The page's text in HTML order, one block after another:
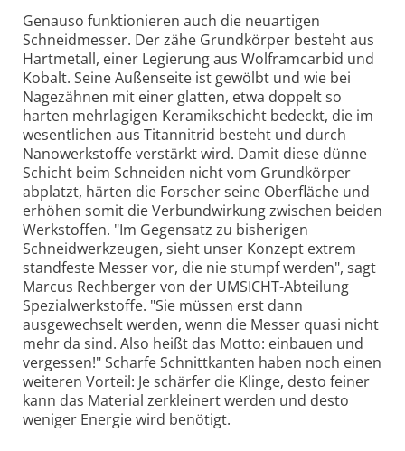
Genauso funktionieren auch die neuartigen
Schneidmesser. Der zähe Grundkörper besteht aus
Hartmetall, einer Legierung aus Wolframcarbid und
Kobalt. Seine Außenseite ist gewölbt und wie bei
Nagezähnen mit einer glatten, etwa doppelt so
harten mehrlagigen Keramikschicht bedeckt, die im
wesentlichen aus Titannitrid besteht und durch
Nanowerkstoffe verstärkt wird. Damit diese dünne
Schicht beim Schneiden nicht vom Grundkörper
abplatzt, härten die Forscher seine Oberfläche und
erhöhen somit die Verbundwirkung zwischen beiden
Werkstoffen. "Im Gegensatz zu bisherigen
Schneidwerkzeugen, sieht unser Konzept extrem
standfeste Messer vor, die nie stumpf werden", sagt
Marcus Rechberger von der UMSICHT-Abteilung
Spezialwerkstoffe. "Sie müssen erst dann
ausgewechselt werden, wenn die Messer quasi nicht
mehr da sind. Also heißt das Motto: einbauen und
vergessen!" Scharfe Schnittkanten haben noch einen
weiteren Vorteil: Je schärfer die Klinge, desto feiner
kann das Material zerkleinert werden und desto
weniger Energie wird benötigt.